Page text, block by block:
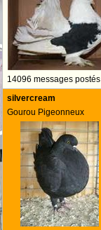
14096 messages postés
silvercream
Gourou Pigeonneux